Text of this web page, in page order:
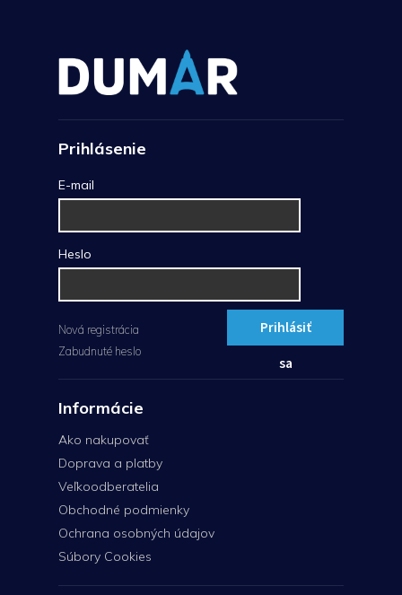
Prihlásenie
E-mail
Heslo
Prihlásiť
sa
Nová registrácia
Zabudnuté heslo
Informácie
Ako nakupovať
Doprava a platby
Veľkoodberatelia
Obchodné podmienky
Ochrana osobných údajov
Súbory Cookies